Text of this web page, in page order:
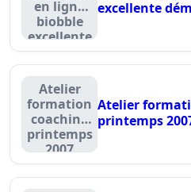
en ligne
biobble
excellente
démarche
de light
coaching™
excellente
Atelier
formation
coaching
printemps
2007
Atelier
printemps